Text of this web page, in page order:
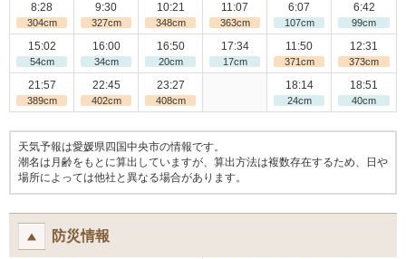
8:28
304cm
15:02
54cm
21:57
389cm
9:30
327cm
16:00
34cm
22:45
402cm
10:21
348cm
16:50
20cm
23:27
408cm
11:07
363cm
17:34
17cm
6:07
107cm
11:50
371cm
18:14
24cm
6:42
99cm
12:31
373cm
18:51
40cm
天気予報は愛媛県四国中央市の情報です。
潮名は月齢をもとに算出していますが、算出方法は複数存在するため、日や
場所によっては他社と異なる場合があります。
防災情報